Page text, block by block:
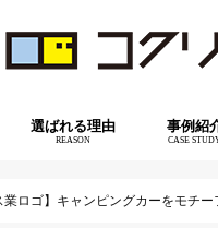
選ばれる理由
REASON
事例紹
CASE
業ロゴ】キャンピングカーをモチ